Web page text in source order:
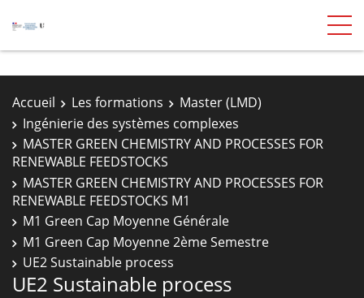
Accueil Les formations
Master (LMD)
Ingénierie des systèmes complexes
MASTER GREEN CHEMISTRY AND PROCESSES FOR
RENEWABLE FEEDSTOCKS
MASTER GREEN CHEMISTRY AND PROCESSES FOR
RENEWABLE FEEDSTOCKS M1
M1 Green Cap Moyenne Générale
M1 Green Cap Moyenne 2ème Semestre
UE2 Sustainable process
UE2 Sustainable process